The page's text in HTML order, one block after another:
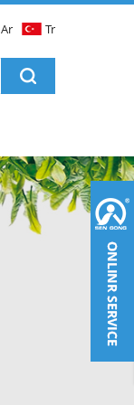
Ar Tr